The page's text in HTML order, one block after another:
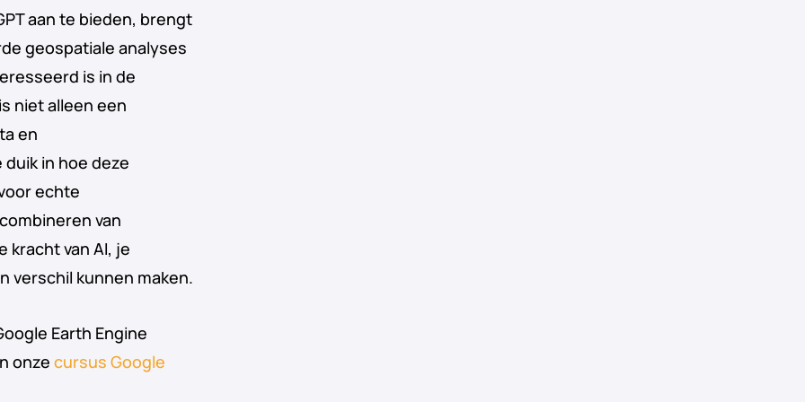
aan te bieden, brengt
geospatiale analyses
is in de
niet alleen een
en
in hoe deze
echte
van
kracht van AI, je
verschil kunnen maken.
Earth Engine
onze cursus Google